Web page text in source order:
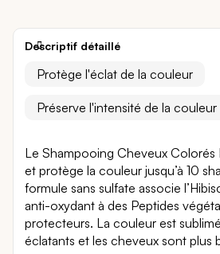
Descriptif détaillé
Protège l'éclat de la couleur
Préserve l'intensité de la couleur
Le Shampooing Cheveux Colorés
et protège la couleur jusqu’à 10
formule sans sulfate associe
anti-oxydant à des Peptides
protecteurs. La couleur est
éclatants et les cheveux sont plus